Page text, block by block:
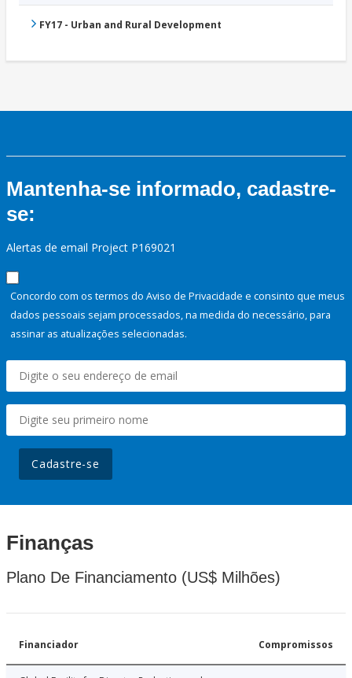
FY17 - Urban and Rural Development
Mantenha-se informado, cadastre-
se:
Alertas de email Project P169021
Concordo com os termos do Aviso de Privacidade e consinto que meus
dados pessoais sejam processados, na medida do necessário, para
assinar as atualizações selecionadas.
Cadastre-se
Finanças
Plano De Financiamento (US$ Milhões)
Financiador Compromissos